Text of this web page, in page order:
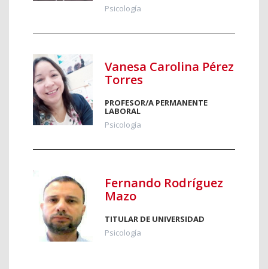
Psicología
Vanesa Carolina Pérez
Torres
PROFESOR/A PERMANENTE
LABORAL
Psicología
Fernando Rodríguez
Mazo
TITULAR DE UNIVERSIDAD
Psicología